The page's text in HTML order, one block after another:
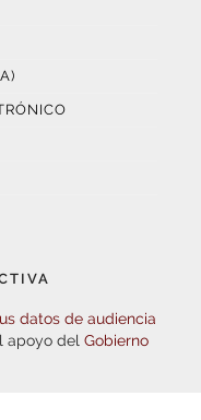
datos de audiencia
apoyo del Gobierno